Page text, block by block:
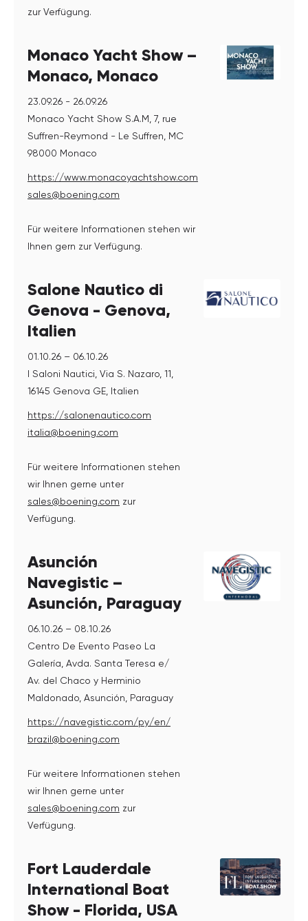
zur Verfügung.
Monaco Yacht Show –
Monaco, Monaco
23.09.26 - 26.09.26
Monaco Yacht Show S.A.M, 7, rue
Suffren-Reymond - Le Suffren, MC
98000 Monaco
https://www.monacoyachtshow.com
sales@boening.com
Für weitere Informationen stehen wir
Ihnen gern zur Verfügung.
Salone Nautico di
Genova - Genova,
Italien
01.10.26 – 06.10.26
I Saloni Nautici, Via S. Nazaro, 11,
16145 Genova GE, Italien
https://salonenautico.com
italia@boening.com
Für weitere Informationen stehen
wir Ihnen gerne unter
sales@boening.com zur
Verfügung.
Asunción
Navegistic –
Asunción, Paraguay
06.10.26 – 08.10.26
Centro De Evento Paseo La
Galería, Avda. Santa Teresa e/
Av. del Chaco y Herminio
Maldonado, Asunción, Paraguay
https://navegistic.com/py/en/
brazil@boening.com
Für weitere Informationen stehen
wir Ihnen gerne unter
sales@boening.com zur
Verfügung.
Fort Lauderdale
International Boat
Show - Florida, USA